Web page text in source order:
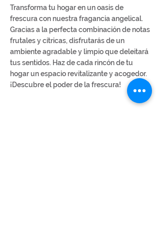
Transforma tu hogar en un oasis de
frescura con nuestra fragancia angelical.
Gracias a la perfecta combinación de notas
frutales y cítricas, disfrutarás de un
ambiente agradable y limpio que deleitará
tus sentidos. Haz de cada rincón de tu
hogar un espacio revitalizante y acogedor.
¡Descubre el poder de la frescura!